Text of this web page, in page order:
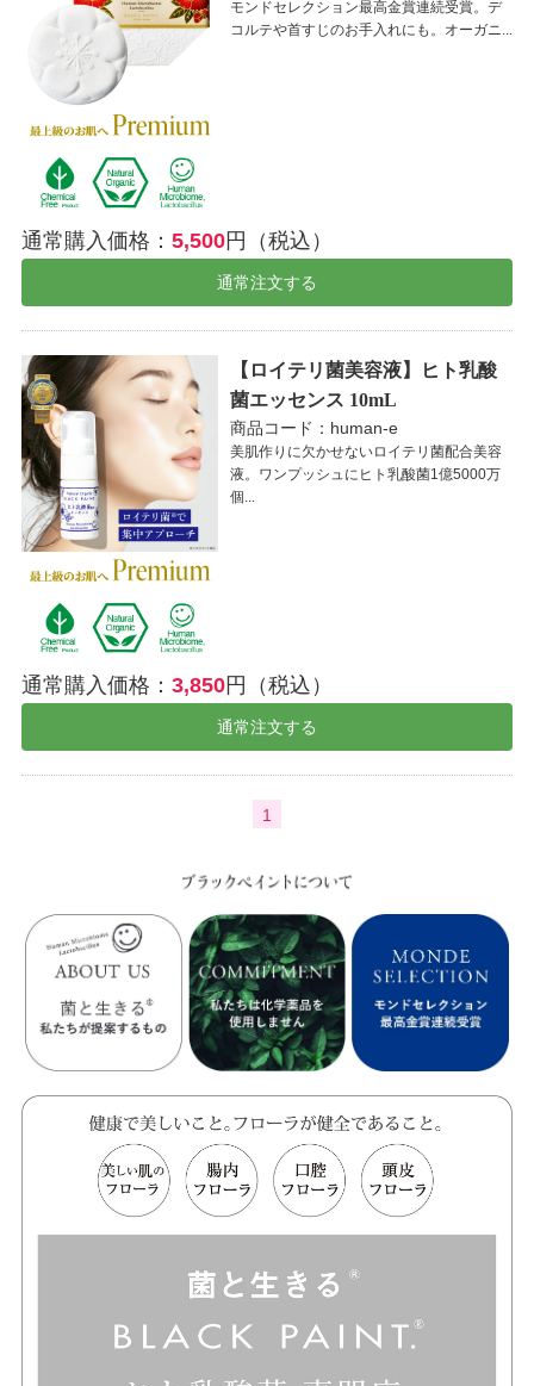
モンドセレクション最高金賞連続受賞。デ
コルテや首すじのお手入れにも。オーガニ...
通常購入価格： 5,500円（税込）
通常注文する
【ロイテリ菌美容液】ヒト乳酸
菌エッセンス 10mL
商品コード：human-e
美肌作りに欠かせないロイテリ菌配合美容
液。ワンプッシュにヒト乳酸菌1億5000万
個...
通常購入価格： 3,850円（税込）
通常注文する
1